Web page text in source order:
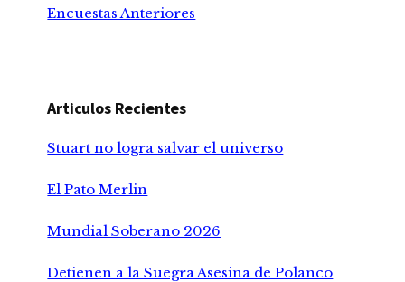
Encuestas Anteriores
Articulos Recientes
Stuart no logra salvar el universo
El Pato Merlin
Mundial Soberano 2026
Detienen a la Suegra Asesina de Polanco